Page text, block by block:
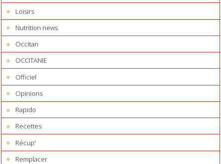
Loisirs
Nutrition news
Occitan
OCCITANIE
Officiel
Opinions
Rapido
Recettes
Récup'
Remplacer